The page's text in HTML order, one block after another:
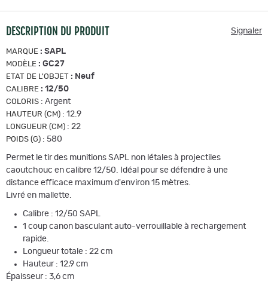
DESCRIPTION DU PRODUIT Signaler
MARQUE : SAPL
MODÈLE : GC27
ETAT DE L'OBJET : Neuf
CALIBRE : 12/50
COLORIS : Argent
HAUTEUR (CM) : 12.9
LONGUEUR (CM) : 22
POIDS (G) : 580
Permet le tir des munitions SAPL non létales à projectiles
caoutchouc en calibre 12/50. Idéal pour se défendre à une
distance efficace maximum d'environ 15 mètres.
Livré en mallette.
Calibre : 12/50 SAPL
1 coup canon basculant auto-verrouillable à rechargement
rapide.
Longueur totale : 22 cm
Hauteur : 12,9 cm
Épaisseur : 3,6 cm